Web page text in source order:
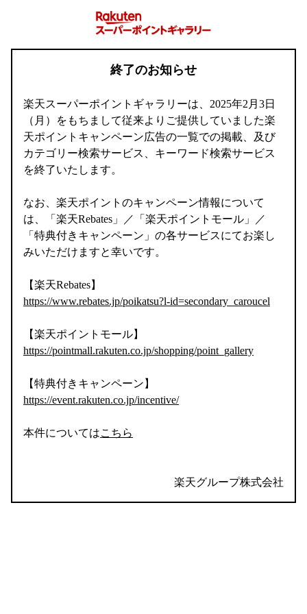
終了のお知らせ
楽天スーパーポイントギャラリーは、2025年2月3日
（月）をもちまして従来よりご提供していました楽
天ポイントキャンペーン広告の一覧での掲載、及び
カテゴリー検索サービス、キーワード検索サービス
を終了いたします。
なお、楽天ポイントのキャンペーン情報について
は、「楽天Rebates」／「楽天ポイントモール」／
「特典付きキャンペーン」の各サービスにてお楽し
みいただけますと幸いです。
【楽天Rebates】
https://www.rebates.jp/poikatsu?l-id=secondary_caroucel
【楽天ポイントモール】
https://pointmall.rakuten.co.jp/shopping/point_gallery
【特典付きキャンペーン】
https://event.rakuten.co.jp/incentive/
本件についてはこちら
楽天グループ株式会社